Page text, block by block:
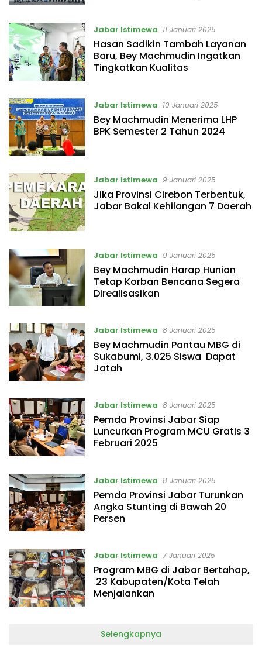
Jabar Istimewa 11 Januari 2025
Hasan Sadikin Tambah Layanan
Baru, Bey Machmudin Ingatkan
Tingkatkan Kualitas
Jabar Istimewa 10 Januari 2025
Bey Machmudin Menerima LHP
BPK Semester 2 Tahun 2024
Jabar Istimewa 9 Januari 2025
Jika Provinsi Cirebon Terbentuk,
Jabar Bakal Kehilangan 7 Daerah
Jabar Istimewa 9 Januari 2025
Bey Machmudin Harap Hunian
Tetap Korban Bencana Segera
Direalisasikan
Jabar Istimewa 8 Januari 2025
Bey Machmudin Pantau MBG di
Sukabumi, 3.025 Siswa Dapat
Jatah
Jabar Istimewa 8 Januari 2025
Pemda Provinsi Jabar Siap
Luncurkan Program MCU Gratis 3
Februari 2025
Jabar Istimewa 8 Januari 2025
Pemda Provinsi Jabar Turunkan
Angka Stunting di Bawah 20
Persen
Jabar Istimewa 7 Januari 2025
Program MBG di Jabar Bertahap,
23 Kabupaten/Kota Telah
Menjalankan
Selengkapnya